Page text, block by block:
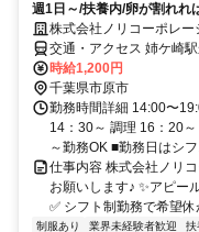
週1日～/扶養内/卵が割れれ
株式会社ノリコーポレ
交通・アクセス 姉ケ崎
時給1,200円
千葉県市原市
勤務時間詳細 14:00〜
14：30～ 調理 16：20
～勤務OK ■勤務日はシ
仕事内容 株式会社ノリ
お願いします♪ ✨アピー
✅ シフト制勤務で希望
制服あり 業界未経験者歓迎 扶